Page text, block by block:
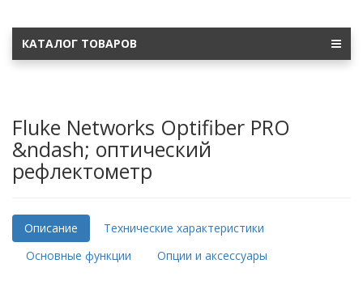
КАТАЛОГ ТОВАРОВ
Fluke Networks Optifiber PRO
&ndash; оптический
рефлектометр
Описание
Технические характеристики
Основные функции
Опции и аксессуары